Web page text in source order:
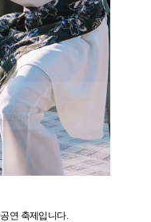
연 축제입니다.